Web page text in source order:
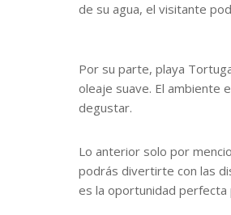
de su agua, el visitante
Por su parte, playa
oleaje suave. El ambiente
degustar.
Lo anterior solo por
podrás divertirte con las
es la oportunidad